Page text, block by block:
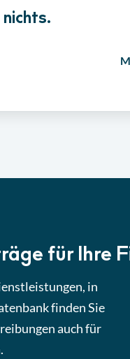
für Ihre
in
finden Sie
auch für